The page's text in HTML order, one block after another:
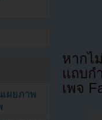
หากไ
แถบก
เพจ
ผยภาพ